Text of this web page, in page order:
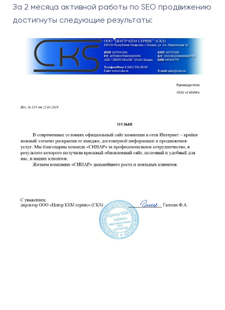
За 2 месяца активной работы по SEO продвижению
достигнуты следующие результаты: